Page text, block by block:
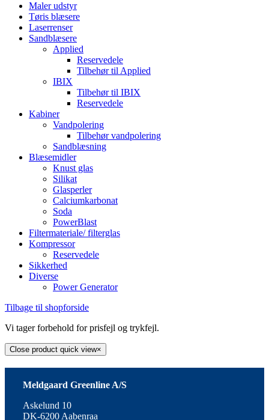
Maler udstyr
Tøris blæsere
Laserrenser
Sandblæsere
Applied
Reservedele
Tilbehør til Applied
IBIX
Tilbehør til IBIX
Reservedele
Kabiner
Vandpolering
Tilbehør vandpolering
Sandblæsning
Blæsemidler
Knust glas
Silikat
Glasperler
Calciumkarbonat
Soda
PowerBlast
Filtermateriale/ filterglas
Kompressor
Reservedele
Sikkerhed
Diverse
Power Generator
Tilbage til shopforside
Vi tager forbehold for prisfejl og trykfejl.
Close product quick view×
Meldgaard Greenline A/S
Askelund 10
DK-6200 Aabenraa